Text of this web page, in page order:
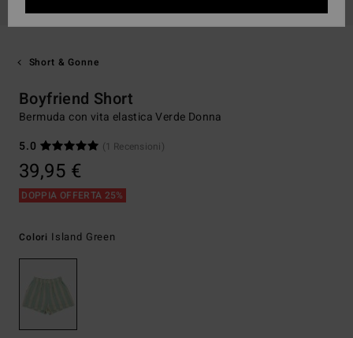
Short & Gonne
Boyfriend Short
Bermuda con vita elastica Verde Donna
5.0
(1 Recensioni)
39,95 €
DOPPIA OFFERTA 25%
Colori Island Green